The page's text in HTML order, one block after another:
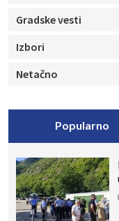
Gradske vesti
Izbori
Netačno
Popularno